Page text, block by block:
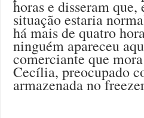
horas e disseram que,
situação estaria
há mais de quatro
ninguém apareceu
comerciante que
Cecília, preocupado
armazenada no